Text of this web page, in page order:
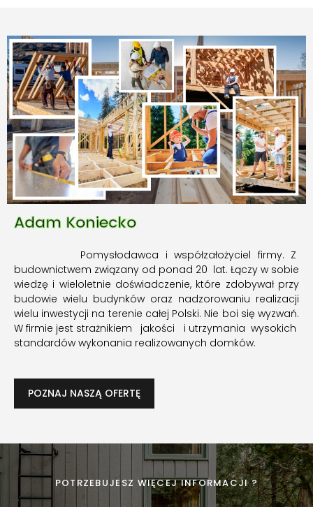
Adam Koniecko
Pomysłodawca i współzałożyciel firmy. Z
budownictwem związany od ponad 20 lat. Łączy w sobie
wiedzę i wieloletnie doświadczenie, które zdobywał przy
budowie wielu budynków oraz nadzorowaniu realizacji
wielu inwestycji na terenie całej Polski. Nie boi się wyzwań.
W firmie jest strażnikiem jakości i utrzymania wysokich
standardów wykonania realizowanych domków.
POZNAJ NASZĄ OFERTĘ
POTRZEBUJESZ WIĘCEJ INFORMACJI ?